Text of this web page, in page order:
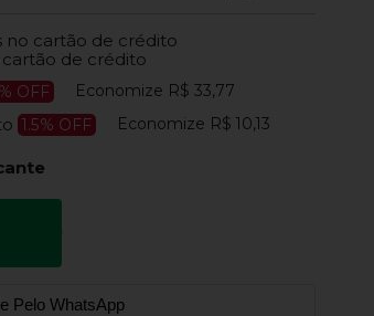
no cartão de crédito
cartão de crédito
OFF Economize R$ 33,77
1.5% OFF Economize R$ 10,13
Pelo WhatsApp